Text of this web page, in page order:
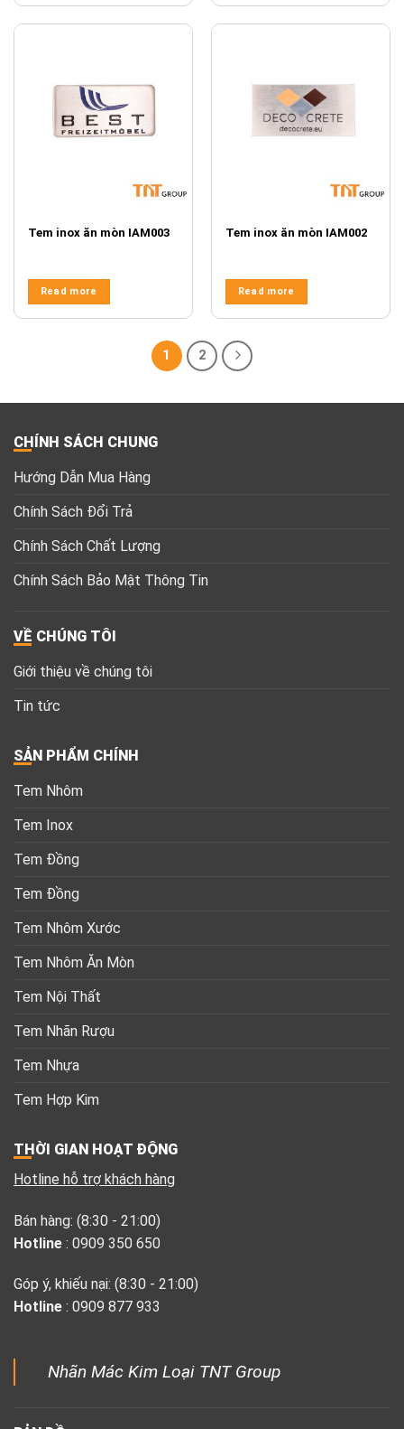
Tem inox ăn mòn IAM003
Read more
Tem inox ăn mòn IAM002
Read more
1 2
CHÍNH SÁCH CHUNG
Hướng Dẫn Mua Hàng
Chính Sách Đổi Trả
Chính Sách Chất Lượng
Chính Sách Bảo Mật Thông Tin
VỀ CHÚNG TÔI
Giới thiệu về chúng tôi
Tin tức
SẢN PHẨM CHÍNH
Tem Nhôm
Tem Inox
Tem Đồng
Tem Đồng
Tem Nhôm Xước
Tem Nhôm Ăn Mòn
Tem Nội Thất
Tem Nhãn Rượu
Tem Nhựa
Tem Hợp Kim
THỜI GIAN HOẠT ĐỘNG
Hotline hỗ trợ khách hàng
Bán hàng: (8:30 - 21:00)
Hotline : 0909 350 650
Góp ý, khiếu nại: (8:30 - 21:00)
Hotline : 0909 877 933
Nhãn Mác Kim Loại TNT Group